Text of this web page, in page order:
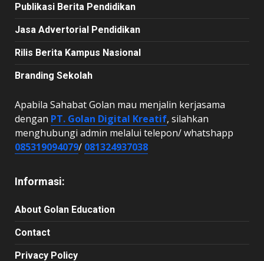
Publikasi Berita Pendidikan
Jasa Advertorial Pendidikan
Rilis Berita Kampus Nasional
Branding Sekolah
Apabila Sahabat Golan mau menjalin kerjasama
dengan PT. Golan Digital Kreatif, silahkan
menghubungi admin melalui telepon/ whatshapp
085319094079/ 081324937038
Informasi:
About Golan Education
Contact
Privacy Policy